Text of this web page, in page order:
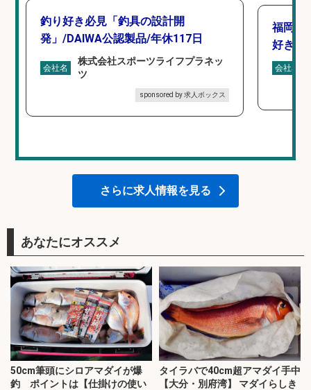
釣り好き必見「釣具の設計開
発」/DAIWA公認製品/年休117日
会社名
株式会社スポーツライフプラネッ
ツ
sponsored by 求人ボックス
福岡/
好き歓
会社名
さらに求人情報を見る
あなたにオススメ
50cm筆頭にシロアマダイが爆
釣 ポイントは【仕掛けの使い
タイラバで40cm超アマダイ手中
【大分・別府湾】 マダイらしき